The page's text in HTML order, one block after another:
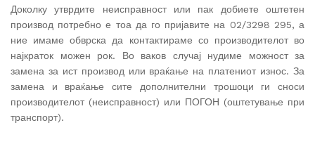
Доколку утврдите неисправност или пак добиете оштетен
производ потребно е тоа да го пријавите на 02/3298 295, а
ние имаме обврска да контактираме со производителот во
најкраток можен рок. Во ваков случај нудиме можност за
замена за ист производ или враќање на платениот износ. За
замена и враќање сите дополнителни трошоци ги сноси
производителот (неисправност) или ПОГОН (оштетување при
транспорт).